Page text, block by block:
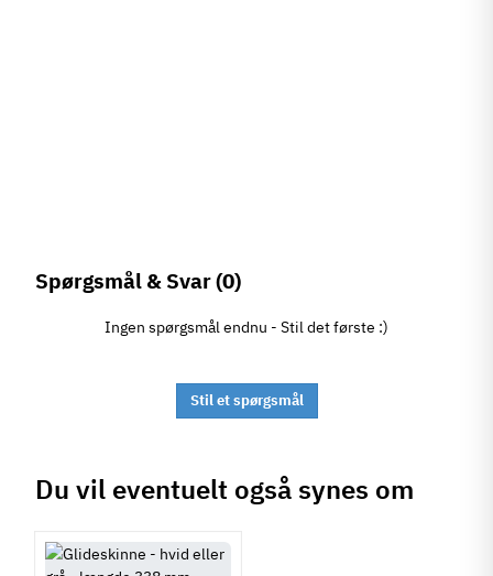
Spørgsmål & Svar(0)
Ingen spørgsmål endnu - Stil det første :)
Stil et spørgsmål
Du vil eventuelt også synes om